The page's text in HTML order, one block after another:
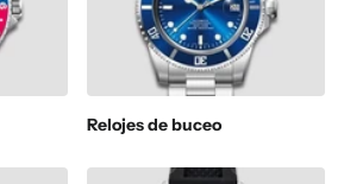
Relojes de buceo